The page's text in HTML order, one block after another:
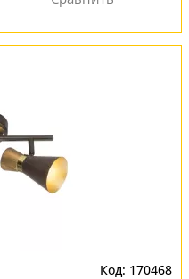
170468